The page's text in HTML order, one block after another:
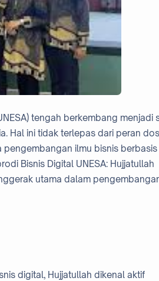
tengah berkembang menjadi
Hal ini tidak terlepas dari peran
ilmu bisnis berbasis
Bisnis Digital UNESA: Hujjatullah
utama dalam
digital, Hujjatullah dikenal aktif